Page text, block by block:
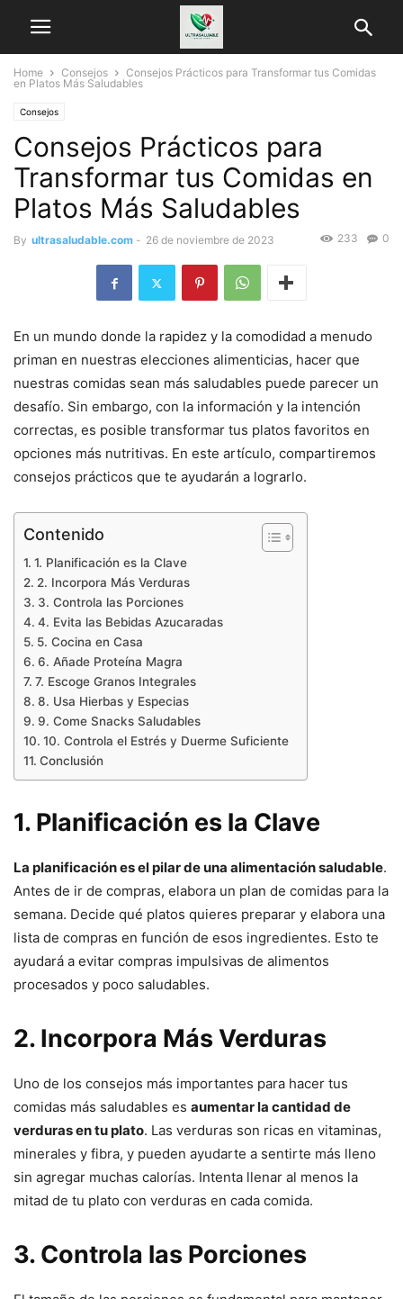
Home Consejos
Consejos Prácticos para Transformar tus Comidas
en Platos Más Saludables
Consejos
Consejos Prácticos para
Transformar tus Comidas en
Platos Más Saludables
By ultrasaludable.com - 26 de noviembre de 2023 0
233
En un mundo donde la rapidez y la comodidad a menudo
priman en nuestras elecciones alimenticias, hacer que
nuestras comidas sean más saludables puede parecer un
desafío. Sin embargo, con la información y la intención
correctas, es posible transformar tus platos favoritos en
opciones más nutritivas. En este artículo, compartiremos
consejos prácticos que te ayudarán a lograrlo.
Contenido
1. Planificación es la Clave
2. Incorpora Más Verduras
3. Controla las Porciones
4. Evita las Bebidas Azucaradas
5. Cocina en Casa
6. Añade Proteína Magra
7. Escoge Granos Integrales
8. Usa Hierbas y Especias
9. Come Snacks Saludables
10. Controla el Estrés y Duerme Suficiente
Conclusión
1. Planificación es la Clave
La planificación es el pilar de una alimentación saludable.
Antes de ir de compras, elabora un plan de comidas para la
semana. Decide qué platos quieres preparar y elabora una
lista de compras en función de esos ingredientes. Esto te
ayudará a evitar compras impulsivas de alimentos
procesados y poco saludables.
2. Incorpora Más Verduras
Uno de los consejos más importantes para hacer tus
comidas más saludables es aumentar la cantidad de
verduras en tu plato. Las verduras son ricas en vitaminas,
minerales y fibra, y pueden ayudarte a sentirte más lleno
sin agregar muchas calorías. Intenta llenar al menos la
mitad de tu plato con verduras en cada comida.
3. Controla las Porciones